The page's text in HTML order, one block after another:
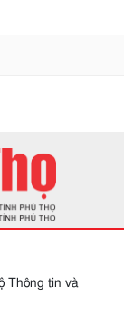
Thông tin và